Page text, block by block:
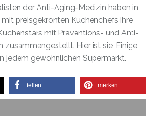
der Anti-Aging-Medizin haben in
preisgekrönten Küchenchefs ihre
mit Präventions- und Anti-
zusammengestellt. Hier ist sie. Einige
jedem gewöhnlichen Supermarkt.
teilen merken